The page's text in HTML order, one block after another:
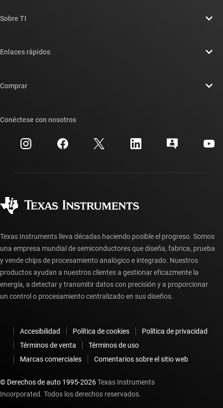
Sobre TI
Sala de redacción
Relaciones con los inversionistas
Fabricación
Enlaces rápidos
Búsqueda de referencias cruzadas
Centro de atención al cliente
Preguntas frecuentes sobre la cuenta myTI
Comprar
Preguntas frecuentes sobre pedidos
Conéctese con nosotros
Texas Instruments lleva décadas haciendo posible el progreso. Somos
una empresa mundial de semiconductores que diseña, fabrica, prueba
y vende chips de procesamiento analógico e integrado. Nuestros
productos ayudan a nuestros clientes a gestionar eficazmente la
energía, a detectar y transmitir datos con precisión y a proporcionar
un control o procesamiento centralizado en sus diseños.
Accesibilidad Política de cookies
Política de privacidad
Términos de venta
Términos de uso
Marcas comerciales
Comentarios sobre el sitio web
© Derechos de auto 1995-2026Texas Instruments
Incorporated. Todos los derechos reservados.